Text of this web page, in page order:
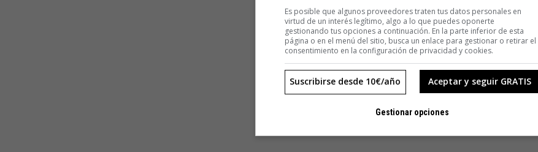
Es posible que algunos proveedores traten tus datos personales en
virtud de un interés legítimo, algo a lo que puedes oponerte
gestionando tus opciones a continuación. En la parte inferior de esta
página o en el menú del sitio, busca un enlace para gestionar o retirar el
consentimiento en la configuración de privacidad y cookies.
Aceptar y seguir GRATIS
Suscribirse desde 10€/año
Gestionar opciones